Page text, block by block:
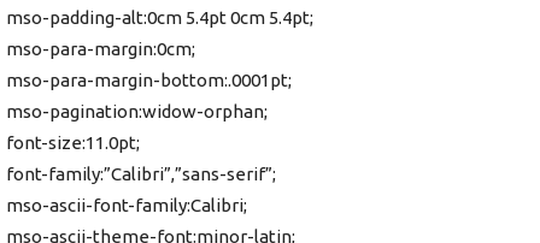
mso-padding-alt:0cm 5.4pt 0cm 5.4pt;
mso-para-margin:0cm;
mso-para-margin-bottom:.0001pt;
mso-pagination:widow-orphan;
font-size:11.0pt;
font-family:”Calibri”,”sans-serif”;
mso-ascii-font-family:Calibri;
mso-ascii-theme-font:minor-latin;